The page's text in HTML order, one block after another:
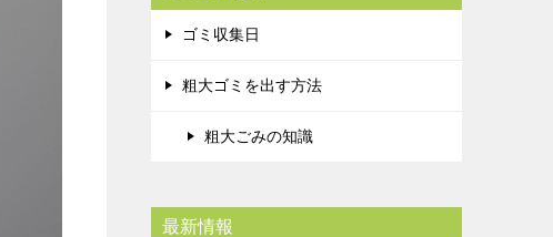
ゴミ収集日
粗大ゴミを出す方法
粗大ごみの知識
最新情報